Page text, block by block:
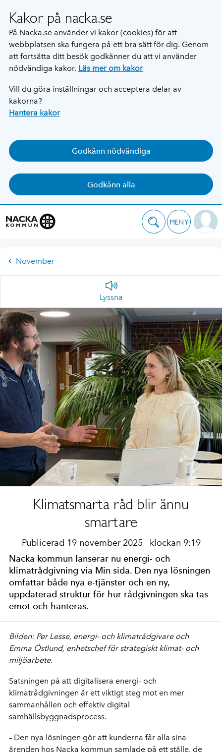
Kakor på nacka.se
På Nacka.se använder vi kakor (cookies) för att
webbplatsen ska fungera på ett bra sätt för dig. Genom
att fortsätta ditt besök godkänner du att vi använder
nödvändiga kakor. Läs mer om kakor
Vill du göra inställningar och acceptera delar av
kakorna?
Hantera kakor
Godkänn nödvändiga
Godkänn alla
MENY
November
Lyssna
Klimatsmarta råd blir ännu
smartare
Publicerad 19 november 2025 klockan 9:19
Nacka kommun lanserar nu energi- och
klimatrådgivning via Min sida. Den nya lösningen
omfattar både nya e-tjänster och en ny,
uppdaterad struktur för hur rådgivningen ska tas
emot och hanteras.
Bilden: Per Lesse, energi- och klimatrådgivare och
Emma Östlund, enhetschef för strategiskt klimat- och
miljöarbete.
Satsningen på att digitalisera energi- och
klimatrådgivningen är ett viktigt steg mot en mer
sammanhållen och effektiv digital
samhällsbyggnadsprocess.
– Den nya lösningen gör att kunderna får alla sina
ärenden hos Nacka kommun samlade på ett ställe, de